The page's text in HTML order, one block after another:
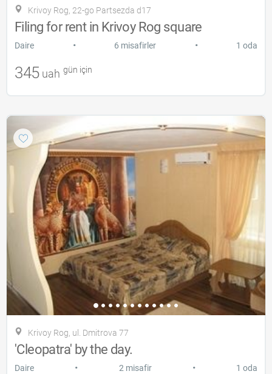
Krivoy Rog, 22-go Partsezda d17
Filing for rent in Krivoy Rog square
Daire • 6 misafirler • 1 oda
345 uah gün için
Krivoy Rog, ul. Dmitrova 77
'Cleopatra' by the day.
Daire • 2 misafir • 1 oda